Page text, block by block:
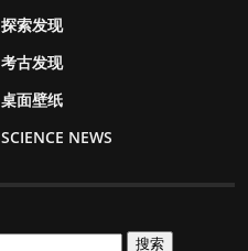
探索发现
考古发现
桌面壁纸
SCIENCE NEWS